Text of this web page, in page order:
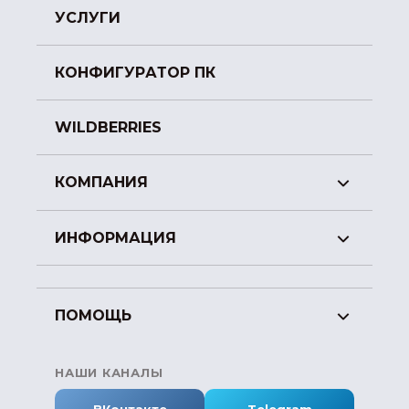
УСЛУГИ
КОНФИГУРАТОР ПК
WILDBERRIES
КОМПАНИЯ
ИНФОРМАЦИЯ
ПОМОЩЬ
НАШИ КАНАЛЫ